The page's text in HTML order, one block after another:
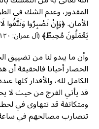
المقدور، وعدم الشك في
الأمان. ﴿وَإِنْ تَصْبِرُوا
يَعْمَلُونَ مُحِيطٌ﴾(آل عمران: ١٢٠)
وأن ما يبدو لنا من تضييق
الحصار أحيانا فالحقيقة
الكامل لله، والأقدار كلها
قد يأتي الفرج من حيث لا
ومتكاتفة قد تتهاوى في
تتضارب مصالحهم في